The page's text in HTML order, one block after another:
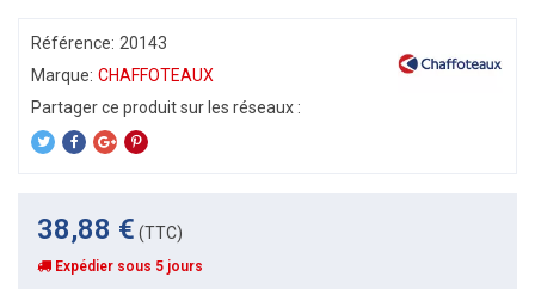
Référence: 20143
Marque: CHAFFOTEAUX
38,88 € (TTC)
Expédier sous 5 jours